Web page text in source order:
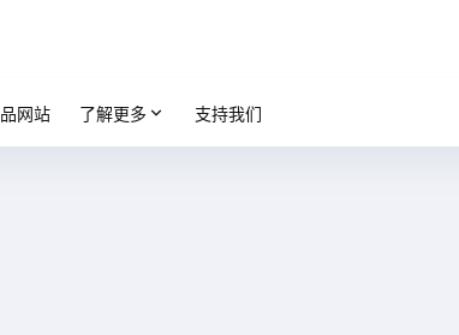
网站 了解更多 支持我们